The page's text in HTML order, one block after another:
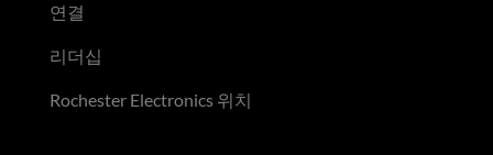
연결
리더십
Rochester Electronics 위치